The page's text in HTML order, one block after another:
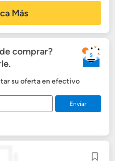
Más
comprar?
su oferta en efectivo
Enviar